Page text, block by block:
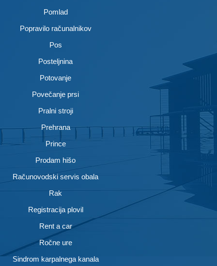
Pomlad
Popravilo računalnikov
Pos
Posteljnina
Potovanje
Povečanje prsi
Pralni stroji
Prehrana
Prince
Prodam hišo
Računovodski servis obala
Rak
Registracija plovil
Rent a car
Ročne ure
Sindrom karpalnega kanala